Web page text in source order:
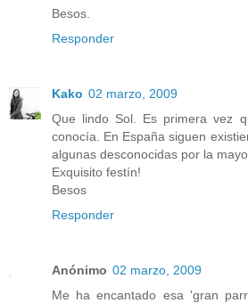
Besos.
Responder
Kako 02 marzo, 2009
Que lindo Sol. Es primera vez
conocía. En España siguen
algunas desconocidas por la
Exquisito festín!
Besos
Responder
Anónimo 02 marzo, 2009
Me ha encantado esa 'gran